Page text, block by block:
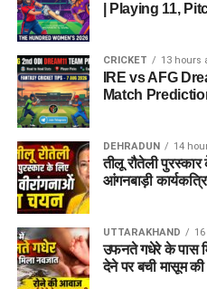
| Playing 11,
CRICKET 13 hours
IRE vs AFG
Match
DEHRADUN 14
तीलू रौतेली
आंगनबाड़ी
UTTARAKHAND
उफनते गधेरे के पास
देने पर बची मासूम